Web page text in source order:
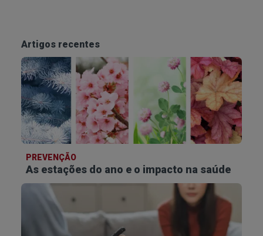
Artigos recentes
PREVENÇÃO
As estações do ano e o impacto na saúde